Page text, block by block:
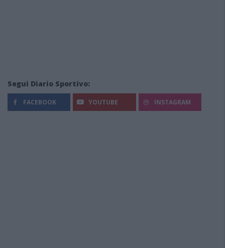
Segui Diario Sportivo:
FACEBOOK YOUTUBE INSTAGRAM